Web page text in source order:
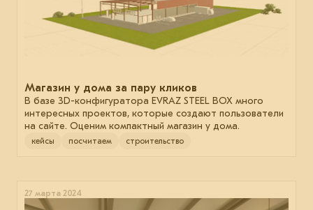
Магазин у дома за пару кликов
В базе 3D-конфигуратора EVRAZ STEEL BOX много
интересных проектов, которые создают пользователи
на сайте. Оценим компактный магазин у дома.
кейсы посчитаем строительство
27 марта 2024